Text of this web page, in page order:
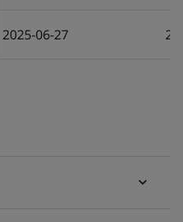
2025-06-27